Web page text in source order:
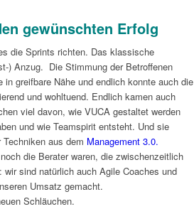
gewünschten Erfolg
die Sprints richten. Das klassische
) Anzug. Die Stimmung der Betroffenen
greifbare Nähe und endlich konnte auch die
und wohltuend. Endlich kamen auch
viel davon, wie VUCA gestaltet werden
und wie Teamspirit entsteht. Und sie
Techniken aus dem Management 3.0.
die Berater waren, die zwischenzeitlich
sind natürlich auch Agile Coaches und
Umsatz gemacht.
Schläuchen.